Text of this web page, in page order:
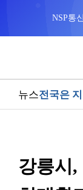
NSP통
뉴스전국은
강릉시,